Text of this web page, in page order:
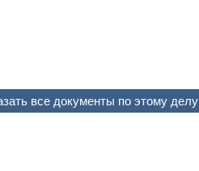
все документы по этому делу